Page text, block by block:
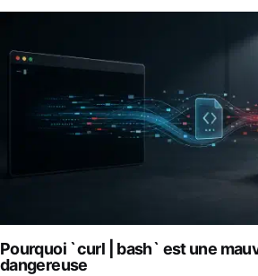
Pourquoi `curl | bash` est une
dangereuse